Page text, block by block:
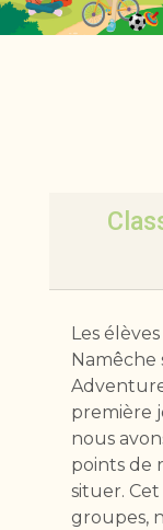
Les
Namêche
première
nous
points de
situer.
groupes,